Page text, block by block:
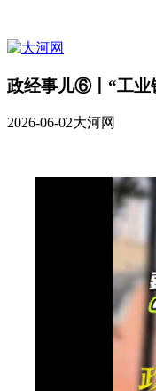
政经事儿⑥丨“工业
2026-06-02大河网